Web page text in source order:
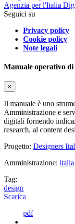
Agenzia per l'Italia
Seguici su
Privacy policy
Cookie policy
Note legali
Manuale operativo di
×
Il manuale è uno
Amministrazione e
digitali fornendo
research, al content
Progetto: Designers
Amministrazione: italia
Tag:
design
Scarica
pdf